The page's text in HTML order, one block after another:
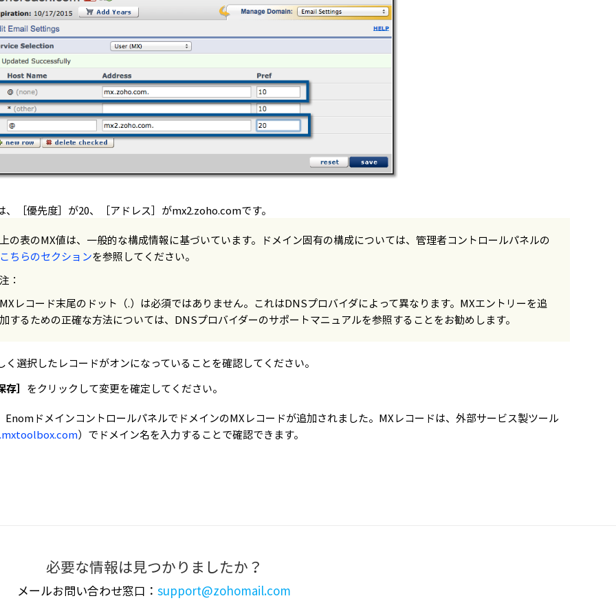
、［優先度］が20、［アドレス］がmx2.zoho.comです。
上の表のMX値は、一般的な構成情報に基づいています。ドメイン固有の構成については、管理者コントロールパネルの
こちらのセクションを参照してください。
注：
MXレコード末尾のドット（.）は必須ではありません。これはDNSプロバイダによって異なります。MXエントリーを追
加するための正確な方法については、DNSプロバイダーのサポートマニュアルを参照することをお勧めします。
く選択したレコードがオンになっていることを確認してください。
］ をクリックして変更を確定してください。
EnomドメインコントロールパネルでドメインのMXレコードが追加されました。MXレコードは、外部サービス製ツール
）でドメイン名を入力することで確認できます。
必要な情報は見つかりましたか？
メールお問い合わせ窓口： support@zohomail.com